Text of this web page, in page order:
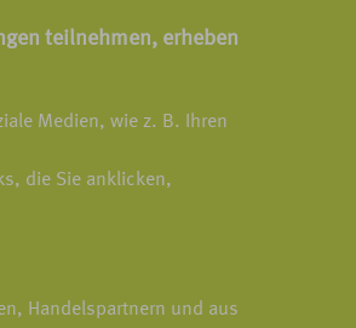
teilnehmen, erheben
Medien, wie z. B. Ihren
die Sie anklicken,
Handelspartnern und aus